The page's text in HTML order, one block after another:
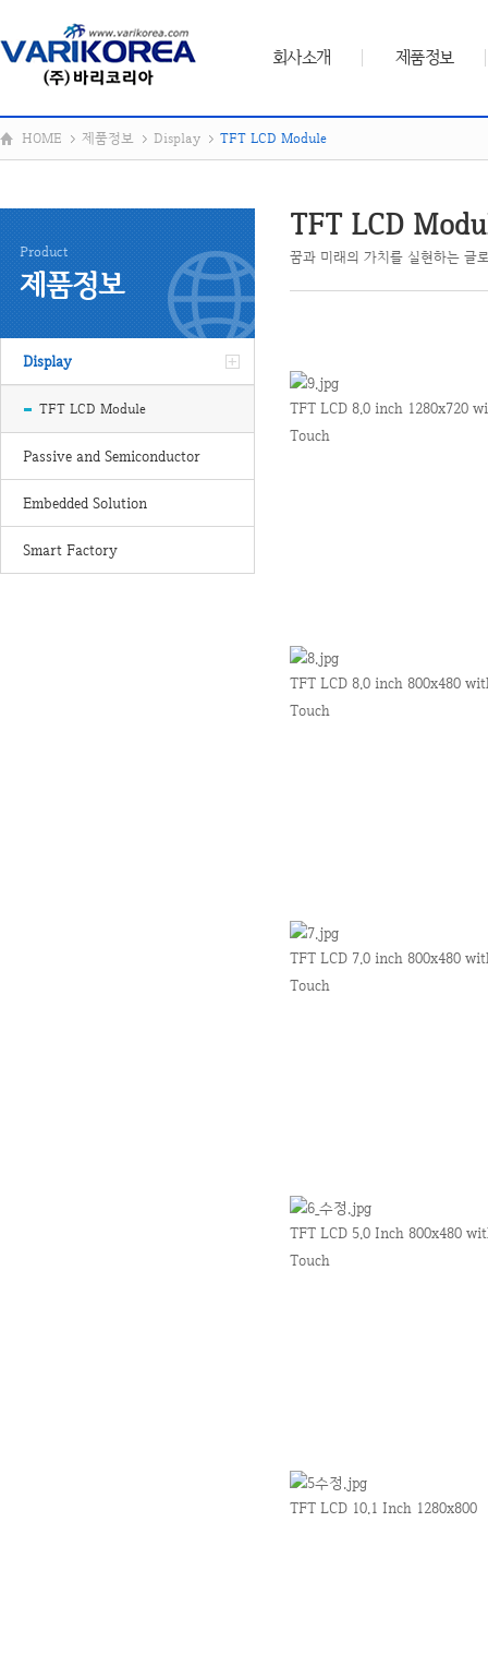
회사소개 제품정보
HOME 제품정보 Display TFT LCD Module
Product
제품정보
Display
TFT LCD Module
Passive and Semiconductor
Embedded Solution
Smart Factory
TFT LCD
꿈과 미래의 가치를 실현하는 글
TFT LCD 8.0 inch 1280x720
Touch
TFT LCD 8.0 inch 800x480
Touch
TFT LCD 7.0 inch 800x480
Touch
TFT LCD 5.0 Inch 800x480
Touch
TFT LCD 10.1 Inch 1280x800